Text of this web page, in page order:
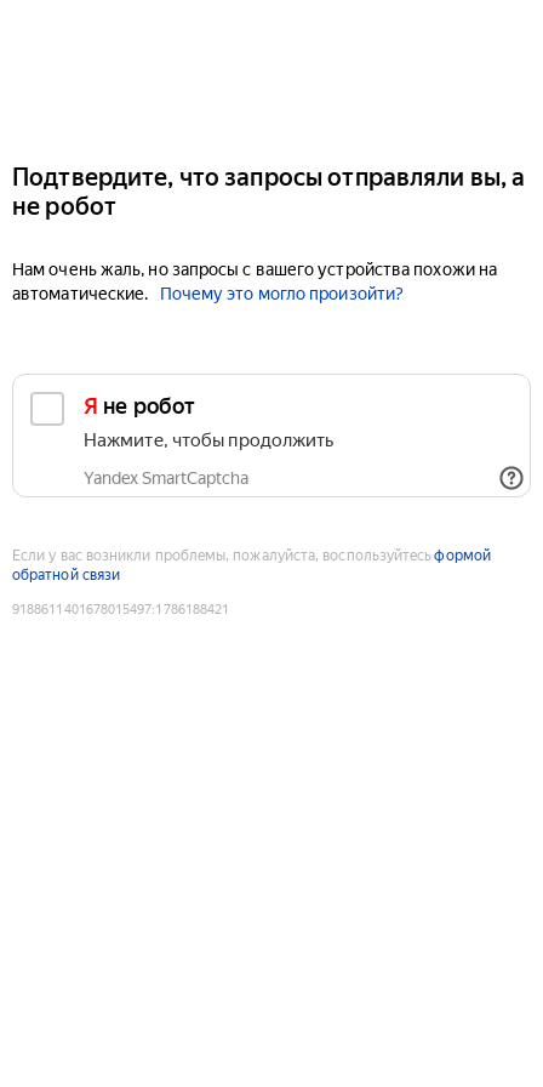
Подтвердите, что запросы отправляли вы, а
не робот
Нам очень жаль, но запросы с вашего устройства похожи на
автоматические.
Почему это могло произойти?
Я не робот
Нажмите, чтобы продолжить
Yandex SmartCaptcha
Если у вас возникли проблемы, пожалуйста, воспользуйтесьформой
обратной связи
9188611401678015497:1786188421